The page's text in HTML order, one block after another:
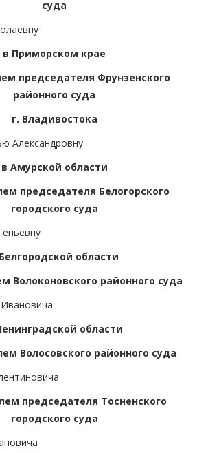
суда
в Приморском крае
председателя Фрунзенского
районного суда
г. Владивостока
Александровну
в Амурской области
председателя Белогорского
городского суда
области
Волоконовского районного суда
области
Волосовского районного суда
председателя Тосненского
городского суда